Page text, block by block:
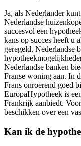
Ja, als Nederlander
Nederlandse
succesvol een
kans op succes heeft u
geregeld. Nederlandse
Nederlandse banken
Franse woning aan. In
Frans onroerend goed
EuropaHypotheek is
Frankrijk aanbiedt.
beschikken over een
Kan ik de